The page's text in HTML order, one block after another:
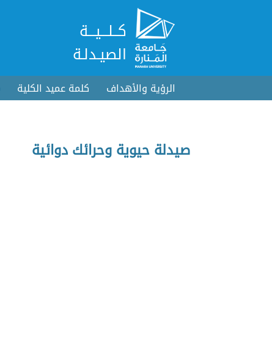
كــلـــيـــة
الصيـدلـة
الرؤية والأهداف كلمة عميد الكلية
صيدلة حيوية وحرائك دوائية